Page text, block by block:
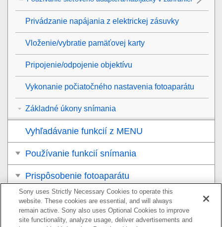
Privádzanie napájania z elektrickej zásuvky
Vloženie/vybratie pamäťovej karty
Pripojenie/odpojenie objektívu
Vykonanie počiatočného nastavenia fotoaparátu
Základné úkony snímania
Vyhľadávanie funkcií z MENU
Používanie funkcií snímania
Prispôsobenie fotoaparátu
Zobrazenie
Zmena nastavení fotoaparátu
Sony uses Strictly Necessary Cookies to operate this
website. These cookies are essential, and will always
remain active. Sony also uses Optional Cookies to improve
site functionality, analyze usage, deliver advertisements and